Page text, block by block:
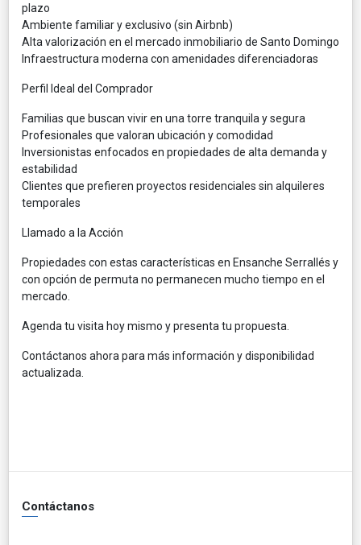
plazo
Ambiente familiar y exclusivo (sin Airbnb)
Alta valorización en el mercado inmobiliario de Santo Domingo
Infraestructura moderna con amenidades diferenciadoras
Perfil Ideal del Comprador
Familias que buscan vivir en una torre tranquila y segura
Profesionales que valoran ubicación y comodidad
Inversionistas enfocados en propiedades de alta demanda y
estabilidad
Clientes que prefieren proyectos residenciales sin alquileres
temporales
Llamado a la Acción
Propiedades con estas características en Ensanche Serrallés y
con opción de permuta no permanecen mucho tiempo en el
mercado.
Agenda tu visita hoy mismo y presenta tu propuesta.
Contáctanos ahora para más información y disponibilidad
actualizada.
Contáctanos